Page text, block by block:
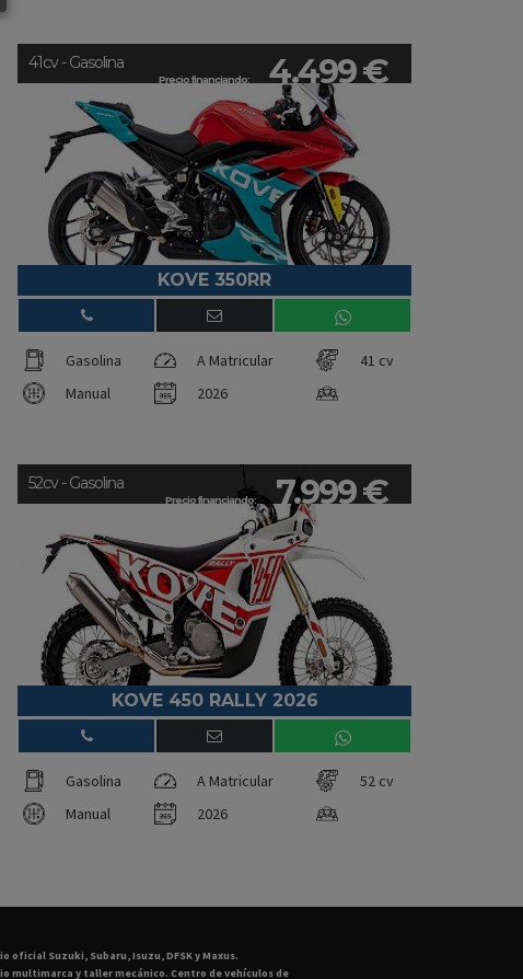
Precio financiando: 4.499 €
41cv - Gasolina
KOVE 350RR
Gasolina A Matricular
41 cv
Manual
2026
Precio financiando: 7.999 €
52cv - Gasolina
KOVE 450 RALLY 2026
Gasolina A Matricular
52 cv
Manual
2026
oficial Suzuki, Subaru, Isuzu, DFSK y Maxus.
multimarca y taller mecánico. Centro de vehículos de